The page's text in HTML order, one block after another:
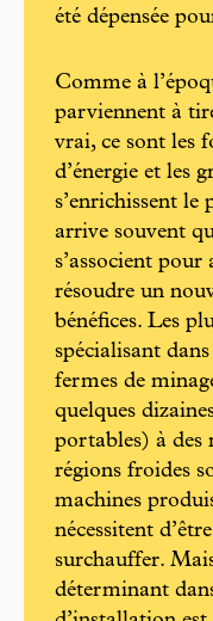
été dépensée
Comme à
parviennent à
vrai, ce sont les
d’énergie et les
s’enrichissent le
arrive souvent
s’associent pour
résoudre un
bénéfices. Les
spécialisant
fermes de
quelques
portables) à des
régions froides
machines
nécessitent
surchauffer.
déterminant